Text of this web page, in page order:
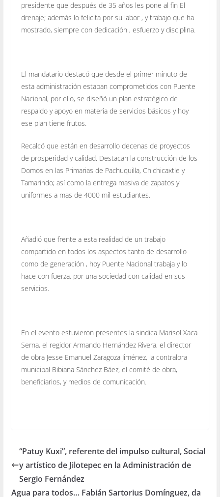
presidente que después de 35 años les pone al fin El
drenaje; además lo felicita por su labor , y trabajo que ha
mostrado, siempre con dedicación , esfuerzo y disciplina.
El mandatario destacó que desde el primer minuto de
esta administración estaban comprometidos con Puente
Nacional, por ello, se diseñó un plan estratégico de
respaldo y apoyo en materia de servicios básicos y hoy
ese plan tiene frutos.
Recalcó que están en desarrollo decenas de proyectos
de prosperidad y calidad. Destacan la construcción de los
Domos en las Primarias de Pachuquilla, Chichicaxtle y
Tamarindo; así como la entrega masiva de zapatos y
uniformes a mas de 4000 mil estudiantes.
Añadió que frente a esta realidad de un trabajo
compartido en todos los aspectos tanto de desarrollo
como de generación , hoy Puente Nacional trabaja y lo
hace con fuerza, por una sociedad con calidad en sus
servicios.
En el evento estuvieron presentes la sindica Marisol Xaca
Serna, el regidor Armando Hernández Rivera, el director
de obra Jesse Emanuel Zaragoza Jiménez, la contralora
municipal Bibiana Sánchez Báez, el comité de obra,
beneficiarios, y medios de comunicación.
“Patuy Kuxi”, referente del impulso cultural, Social
y artístico de Jilotepec en la Administración de
Sergio Fernández
Agua para todos… Fabián Sartorius Domínguez, da